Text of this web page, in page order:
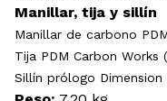
Manillar, tija y sillín
Manillar de carbono
Tija PDM Carbon
Sillín prólogo Dimension